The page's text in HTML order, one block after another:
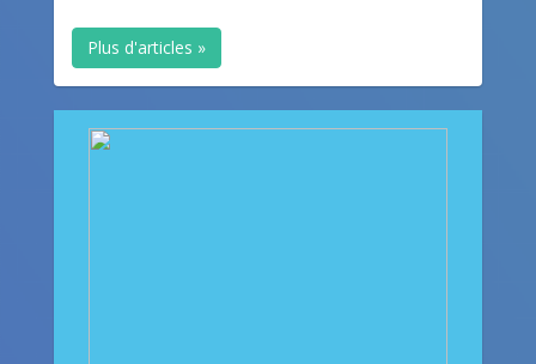
Plus d'articles »